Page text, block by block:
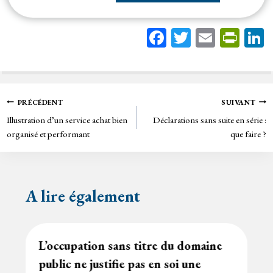
Fa
bo
T
tt
E
ail
Pr
tF
rie
n
dl
Navigation
de
PRÉCÉDENT
Illustration d’un service achat bien
organisé et performant
SUIVANT
Déclarations sans suite en série :
que faire ?
A lire également
L’occupation sans titre du domaine
public ne justifie pas en soi une